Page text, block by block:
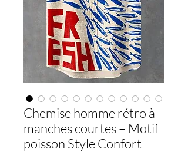
Chemise homme rétro à
manches courtes – Motif
poisson Style Confort